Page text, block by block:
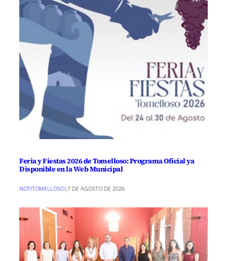
Feria y Fiestas 2026 de Tomelloso: Programa Oficial ya
Disponible en la Web Municipal
NOTITOMELLOSO|7 DE AGOSTO DE 2026